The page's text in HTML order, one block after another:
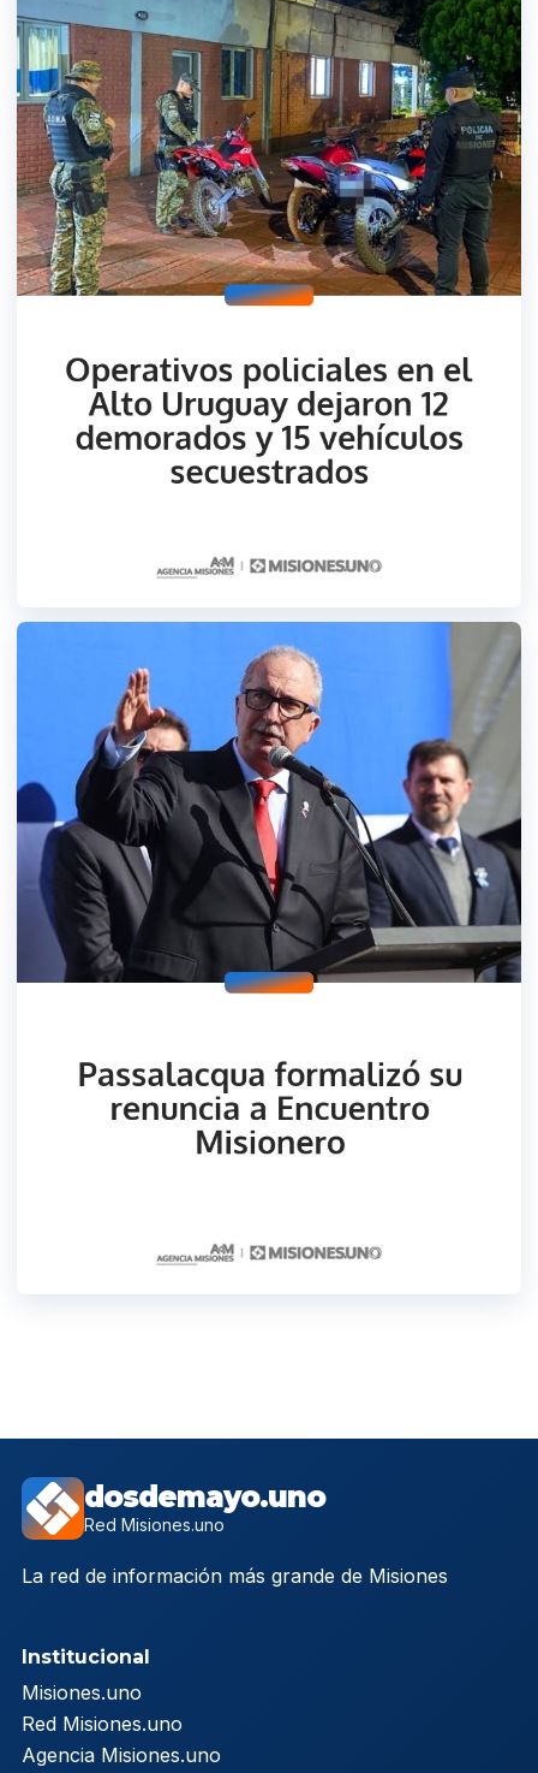
dosdemayo.uno
Red Misiones.uno
La red de información más grande de Misiones
Institucional
Misiones.uno
Red Misiones.uno
Agencia Misiones.uno